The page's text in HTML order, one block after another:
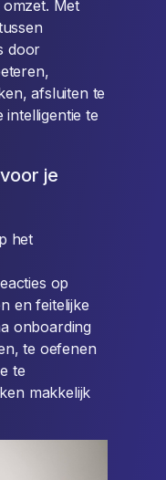
Met
door
afsluiten te
intelligentie te
je
het
op
en feitelijke
onboarding
te oefenen
te
makkelijk